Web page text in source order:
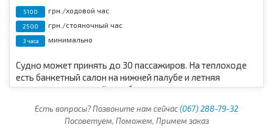
5100 грн./ходовой час
2500 грн./стояночный час
3 часа минимально
Судно может принять до 30 пассажиров. На теплоходе
есть банкетный салон на нижней палубе и летняя
площадка на верхней палубе.
Есть вопросы? Позвоните нам сейчас(067) 288-79-32
Посоветуем, Поможем, Примем заказ